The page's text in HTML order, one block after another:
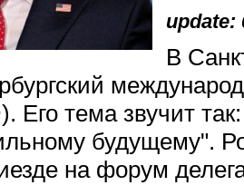
update:
В
тема звучит
будущему".
на форум